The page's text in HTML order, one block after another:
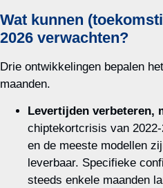
Wat kunnen
2026 verwachten?
Drie ontwikkelingen bepalen
maanden.
Levertijden verbeteren,
chiptekortcrisis van
en de meeste modellen
leverbaar. Specifieke
steeds enkele maanden